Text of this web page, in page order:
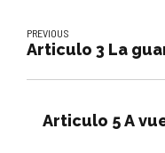
PREVIOUS
Articulo 3 La
Articulo 5 A